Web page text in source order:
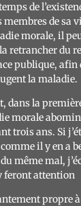
de
de sa
morale, il
retrancher du
publique, afin
la maladie.
dans la
morale
trois ans. Si
il y en a
même mal,
feront attention
propre